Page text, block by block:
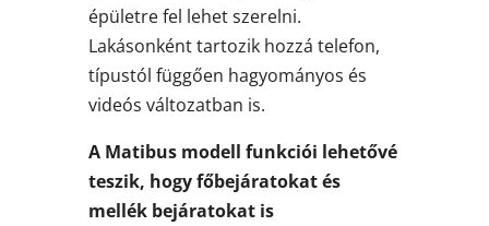
épületre fel lehet szerelni.
Lakásonként tartozik hozzá telefon,
típustól függően hagyományos és
videós változatban is.
A Matibus modell funkciói lehetővé
teszik, hogy főbejáratokat és
mellék bejáratokat is